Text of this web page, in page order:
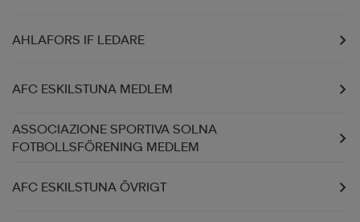
AHLAFORS IF LEDARE
AFC ESKILSTUNA MEDLEM
ASSOCIAZIONE SPORTIVA SOLNA
FOTBOLLSFÖRENING MEDLEM
AFC ESKILSTUNA ÖVRIGT